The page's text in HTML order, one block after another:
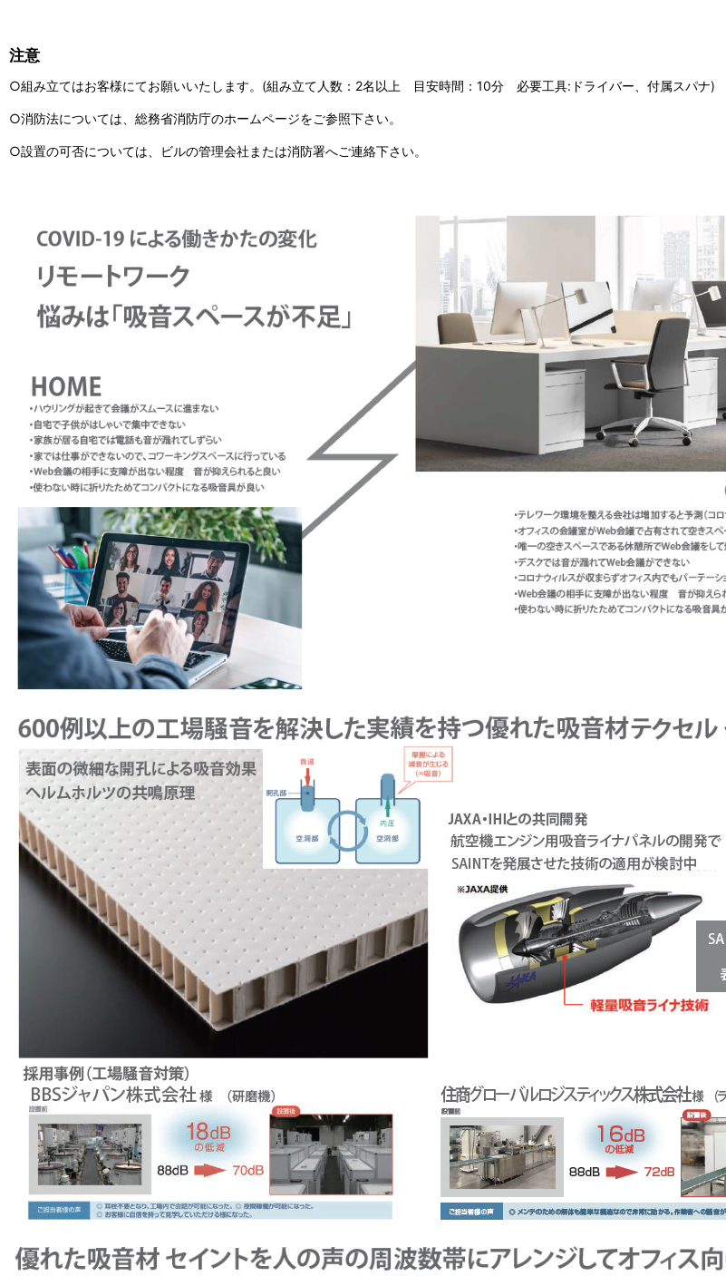
注意
○組み立てはお客様にてお願いいたします。(組み立て人数：2名以上 目安時間：10分 必要工具:ドライバー、付属スパナ)
○消防法については、総務省消防庁のホームページをご参照下さい。
○設置の可否については、ビルの管理会社または消防署へご連絡下さい。